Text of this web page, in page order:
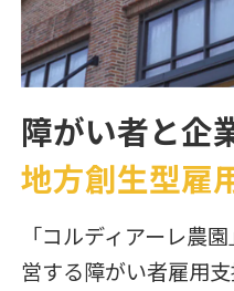
障がい者と企
地方創生型雇
「コルディアーレ農
営する障がい者雇用支